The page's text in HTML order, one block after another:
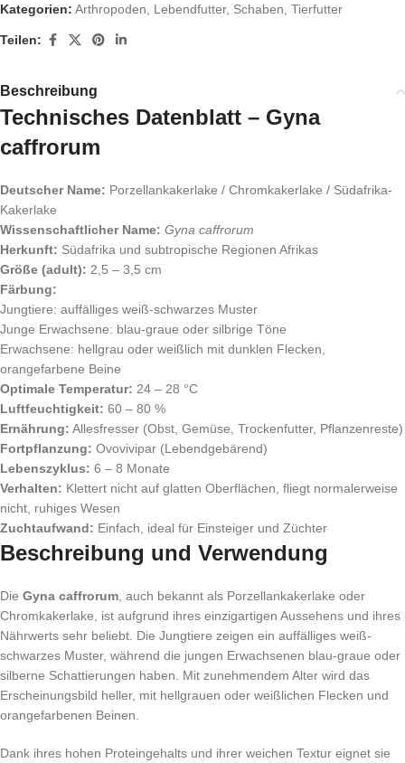
Kategorien: Arthropoden Lebendfutter, Schaben Tierfutter
Teilen:
Beschreibung
Technisches Datenblatt – Gyna
caffrorum
Deutscher Name: Porzellankakerlake / Chromkakerlake / Südafrika-
Kakerlake
Wissenschaftlicher Name: Gyna caffrorum
Herkunft: Südafrika und subtropische Regionen Afrikas
Größe (adult): 2,5 – 3,5 cm
Färbung:
Jungtiere: auffälliges weiß-schwarzes Muster
Junge Erwachsene: blau-graue oder silbrige Töne
Erwachsene: hellgrau oder weißlich mit dunklen Flecken,
orangefarbene Beine
Optimale Temperatur: 24 – 28 °C
Luftfeuchtigkeit: 60 – 80 %
Ernährung: Allesfresser (Obst, Gemüse, Trockenfutter, Pflanzenreste)
Fortpflanzung: Ovovivipar (Lebendgebärend)
Lebenszyklus: 6 – 8 Monate
Verhalten: Klettert nicht auf glatten Oberflächen, fliegt normalerweise
nicht, ruhiges Wesen
Zuchtaufwand: Einfach, ideal für Einsteiger und Züchter
Beschreibung und Verwendung
Die Gyna caffrorum , auch bekannt als Porzellankakerlake oder
Chromkakerlake, ist aufgrund ihres einzigartigen Aussehens und ihres
Nährwerts sehr beliebt. Die Jungtiere zeigen ein auffälliges weiß-
schwarzes Muster, während die jungen Erwachsenen blau-graue oder
silberne Schattierungen haben. Mit zunehmendem Alter wird das
Erscheinungsbild heller, mit hellgrauen oder weißlichen Flecken und
orangefarbenen Beinen.
Dank ihres hohen Proteingehalts und ihrer weichen Textur eignet sie